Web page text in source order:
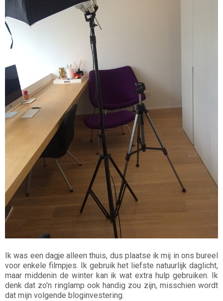
Ik was een dagje alleen thuis, dus plaatse ik mij in ons bureel
voor enkele filmpjes. Ik gebruik het liefste natuurlijk daglicht,
maar middenin de winter kan ik wat extra hulp gebruiken. Ik
denk dat zo'n ringlamp ook handig zou zijn, misschien wordt
dat mijn volgende bloginvestering.